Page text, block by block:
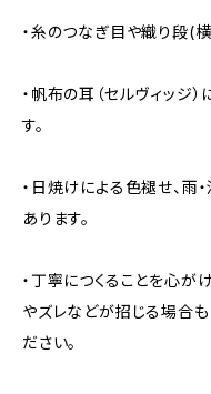
・糸のつなぎ目や織り段(
・帆布の耳（セルヴィッジ
す。
・日焼けによる色褪せ、雨
あります。
・丁寧につくることを心が
やズレなどが招じる場合も
ださい。